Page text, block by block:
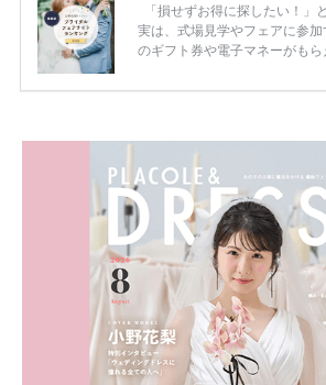
「損せずお得に探したい！」
実は、式場見学やフェアに参
のギフト券や電子マネーがも
ため、比較せずに選ぶと損を
内容：特典金額・条件・応募
一番お得？」「プラコレの特典
解決します。 まずは診断で候
ング診断」か、体験型